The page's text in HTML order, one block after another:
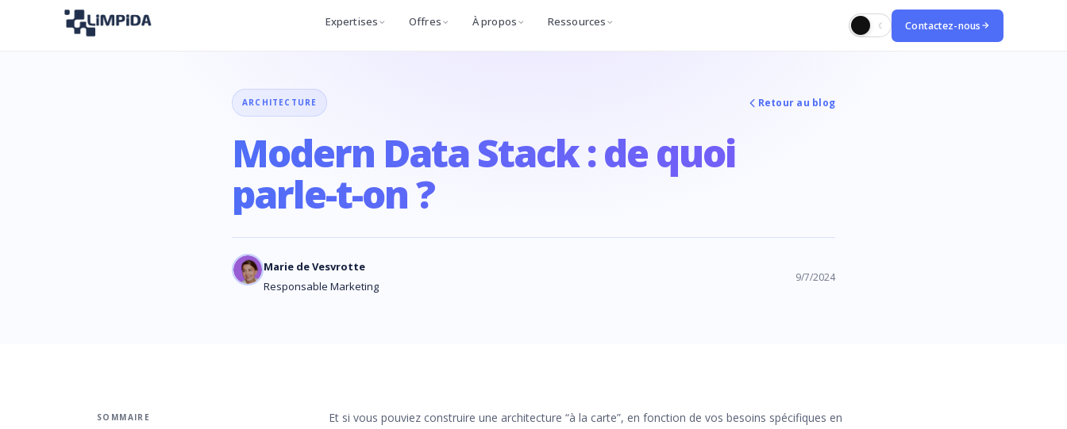
Expertises Offres À propos Ressources ☾ Contactez-nous
ARCHITECTURE Retour au blog
Modern Data Stack : de quoi
parle-t-on ?
Marie de Vesvrotte
Responsable Marketing
9/7/2024
SOMMAIRE
Et si vous pouviez construire une architecture “à la carte”, en fonction de vos besoins spécifiques en